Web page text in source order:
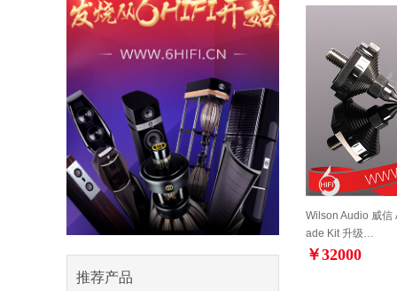
推荐产品
Wilson Audio 威信
ade Kit 升级…
￥32000